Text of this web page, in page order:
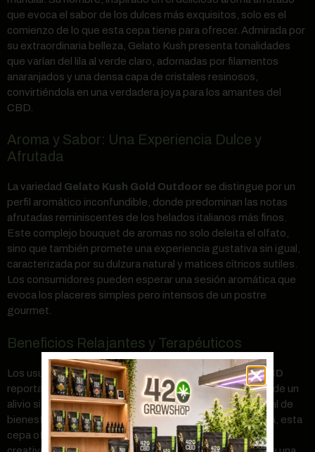
que evoca el sabor de los dulces más exquisitos, solo es el
comienzo de lo que esta cepa tiene para ofrecer. Admirada por
su extraordinaria belleza, Gelato Kush presenta tonalidades
que varían del lila al verde claro, adornadas por filamentos
anaranjados y una densa capa de cristales resinosos,
convirtiéndola en una verdadera joya para los amantes del
CBD.
Aroma y Sabor: Una Experiencia Dulce y
Afrutada
La variedad Gelato Kush Gold Outdoor se distingue por un
perfil aromático inconfundible, donde predominan las notas
afrutadas reminiscentes de los helados italianos más finos.
Este complejo bouquet de aromas no solo deleita el olfato,
sino que también promete una experiencia gustativa sin igual,
caracterizada por su dulzura natural y matices cítricos sutiles.
Los consumidores pueden esperar una sesión aromática que
evoca los placeres simples pero intensos de un postre
gourmet.
Beneficios Relajantes y Terapéuticos
Los usuarios deGelato Kush Gold Outdoor Flores CBD
reportan una amplia gama de efectos beneficiosos, desde un
alivio significativo del estrés hasta una sensación general de
bienestar. Gracias a su equilibrada composición genética, esta
cepa ofrece lo mejor de ambos mundos: la energía y